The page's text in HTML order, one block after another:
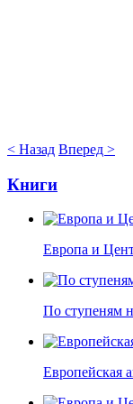
< Назад Вперед >
Книги
Европа и
По ступеням
Европейская